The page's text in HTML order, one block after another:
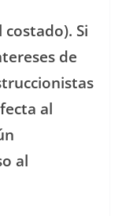
Si
de
al
al